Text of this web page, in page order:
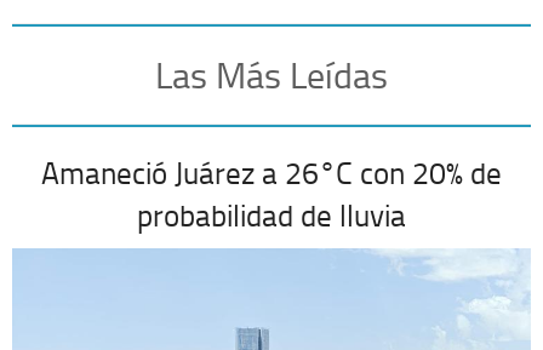
Las Más Leídas
Amaneció Juárez a 26°C con 20% de
probabilidad de lluvia